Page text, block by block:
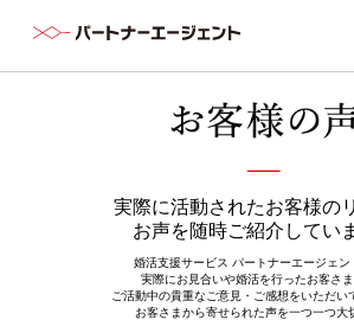
実際に活動されたお客様の
お声を随時ご紹介してい
婚活支援サービス パートナーエージェン
実際にお見合いや婚活を行ったお客さま
ご活動中の貴重なご意見・ご感想をいただい
お客さまから寄せられた声を一つ一つ大